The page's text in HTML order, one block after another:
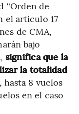
“Orden de
el artículo 17
de CMA,
bajo
significa que la
la totalidad
hasta 8 vuelos
en el caso